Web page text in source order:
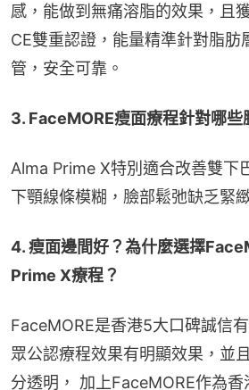
感，能做到無痛溶脂的效果，且
CE雙重認證，能量精準針對脂肪
管，安全可靠。
3. FaceMORE瘦面療程針對哪些
Alma Prime X特別適合改善雙下
下顎線條模糊，臉部鬆弛缺乏緊
4. 瘦面邊間好？為什麼選擇
Prime X療程？
FaceMORE是香港5大口碑誠信
眾公認療程效果有明顯效果，並
分透明， 加上FaceMORE作為